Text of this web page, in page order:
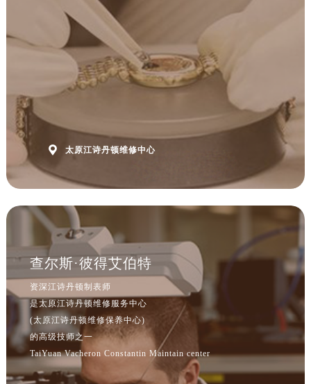
 太原江诗丹顿维修中心
查尔斯·彼得艾伯特
资深江诗丹顿制表师
是太原江诗丹顿维修服务中心
(太原江诗丹顿维修保养中心)
的高级技师之一
TaiYuan Vacheron Constantin Maintain center